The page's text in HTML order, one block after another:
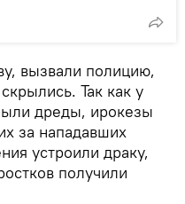
вызвали полицию,
Так как у
дреды, ирокезы
за нападавших
устроили драку,
получили